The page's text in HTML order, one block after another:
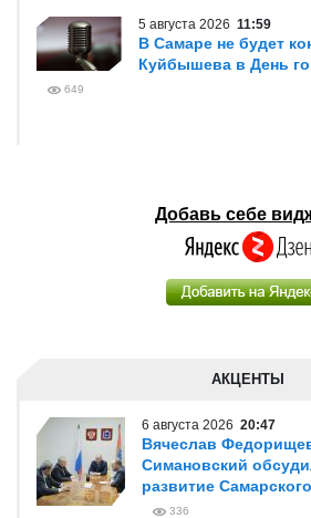
5 августа 2026 11:59
В Самаре не будет
Куйбышева в День
649
Добавь себе
АКЦЕНТЫ
6 августа 2026 20:47
Вячеслав
Симановский
развитие
336